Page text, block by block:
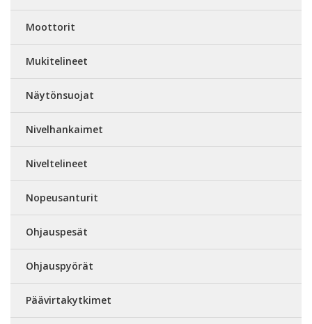
Moottorit
Mukitelineet
Näytönsuojat
Nivelhankaimet
Niveltelineet
Nopeusanturit
Ohjauspesät
Ohjauspyörät
Päävirtakytkimet